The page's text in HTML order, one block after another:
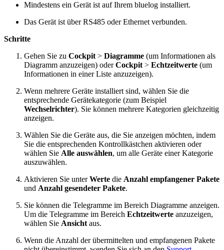
Mindestens ein Gerät ist auf Ihrem bluelog installiert.
Das Gerät ist über RS485 oder Ethernet verbunden.
Schritte
Gehen Sie zu Cockpit > Diagramme (um Informationen als
Diagramm anzuzeigen) oderCockpit> Echtzeitwerte (um
Informationen in einer Liste anzuzeigen).
Wenn mehrere Geräte installiert sind, wählen Sie die
entsprechende Gerätekategorie (zum Beispiel
Wechselrichter). Sie können mehrere Kategorien gleichzeitig
anzeigen.
Wählen Sie die Geräte aus, die Sie anzeigen möchten, indem
Sie die entsprechenden Kontrollkästchen aktivieren oder
wählen Sie Alle auswählen, um alle Geräte einer Kategorie
auszuwählen.
Aktivieren Sie unterWerte die Anzahl empfangener Pakete
und Anzahl gesendeter Pakete.
Sie können die Telegramme im Bereich Diagramme anzeigen.
Um die Telegramme im Bereich Echtzeitwerte anzuzeigen,
wählen Sie Ansichtaus.
Wenn die Anzahl der übermittelten und empfangenen Pakete